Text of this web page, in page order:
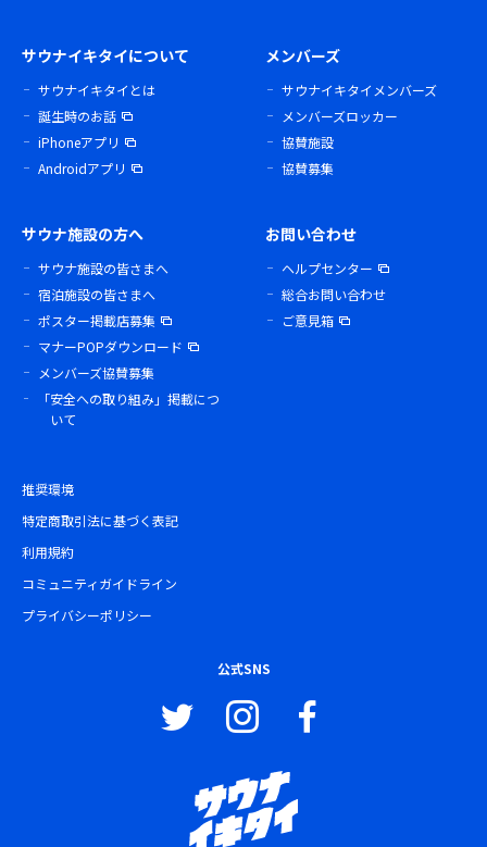
サウナイキタイについて
サウナイキタイとは
誕生時のお話
iPhoneアプリ
Androidアプリ
メンバーズ
サウナイキタイメンバーズ
メンバーズロッカー
協賛施設
協賛募集
サウナ施設の方へ
サウナ施設の皆さまへ
宿泊施設の皆さまへ
ポスター掲載店募集
マナーPOPダウンロード
メンバーズ協賛募集
「安全への取り組み」掲載につ
いて
お問い合わせ
ヘルプセンター
総合お問い合わせ
ご意見箱
推奨環境
特定商取引法に基づく表記
利用規約
コミュニティガイドライン
プライバシーポリシー
公式SNS